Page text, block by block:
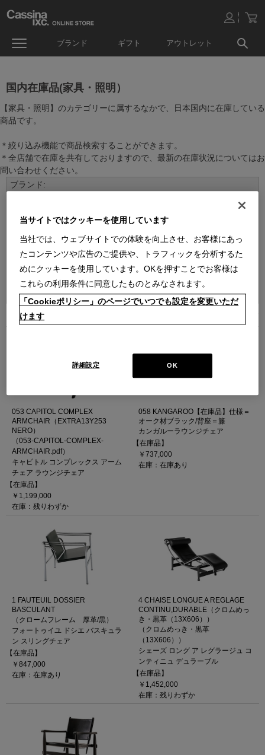
ブランド ギフト アウトレット
国内在庫品(家具・照明）
【家具・照明】のカテゴリーに属するなかで、日本国内に在庫している
商品です。
＊絞り込み機能で商品検索することができます。
＊全店舗で在庫を共有しておりますので、最新の在庫状況についてはお
問い合わせください。
並べ替え：
053 CAPITOL COMPLEX
ARMCHAIR（EXTRA13Y253
NERO）
（053-CAPITOL-COMPLEX-
ARMCHAIR.pdf）
キャピトル コンプレックス アーム
チェア ラウンジチェア
【在庫品】
￥1,199,000
在庫：残りわずか
058 KANGAROO【在庫品】仕様＝
オーク材ブラック/背座＝籐
カンガルーラウンジチェア
【在庫品】
￥737,000
在庫：在庫あり
1 FAUTEUIL DOSSIER
BASCULANT
（クロームフレーム 厚革/黒）
フォートゥイユ ドシエ バスキュラ
ン スリングチェア
【在庫品】
￥847,000
在庫：在庫あり
4 CHAISE LONGUE A REGLAGE
CONTINU,DURABLE（クロムめっ
き・黒革（13X606））
（クロムめっき・黒革
（13X606））
シェーズ ロング ア レグラージュ コ
ンティニュ デュラーブル
【在庫品】
￥1,452,000
在庫：残りわずか
当サイトではクッキーを使用しています
当社では、ウェブサイトでの体験を向上させ、お客様にあっ
たコンテンツや広告のご提供や、トラフィックを分析するた
めにクッキーを使用しています。OKを押すことでお客様は
これらの利用条件に同意したものとみなされます。
「Cookieポリシー」のページでいつでも設定を変更いただ
けます
OK
詳細設定